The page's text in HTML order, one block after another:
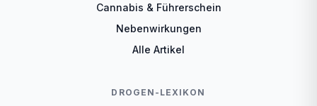
Cannabis & Führerschein
Nebenwirkungen
Alle Artikel
DROGEN-LEXIKON